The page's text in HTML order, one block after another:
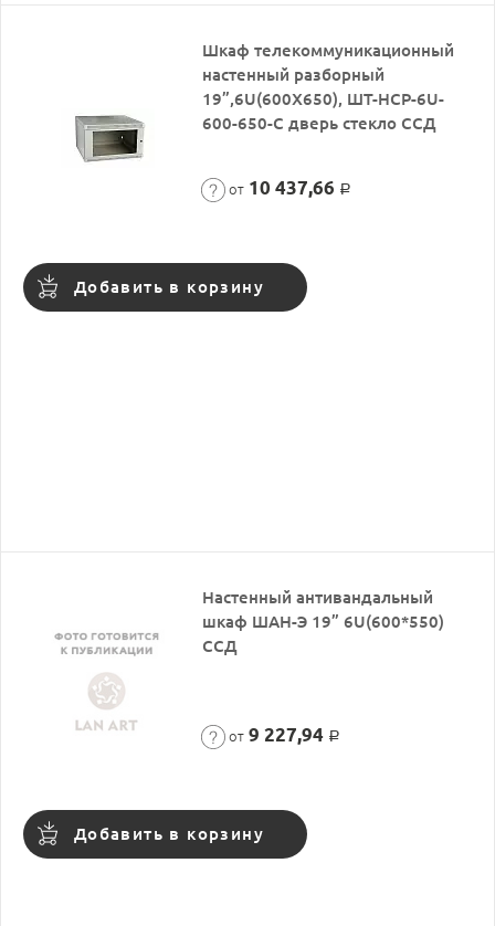
Шкаф телекоммуникационный
настенный разборный
19”,6U(600X650), ШТ-НСР-6U-
600-650-С дверь стекло ССД
от 10 437,66 Р
Добавить в корзину
Настенный антивандальный
шкаф ШАН-Э 19” 6U(600*550)
ССД
от 9 227,94 Р
Добавить в корзину